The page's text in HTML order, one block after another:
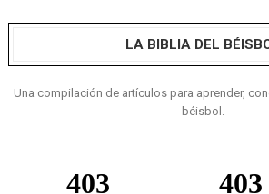
LA BIBLIA DEL
Una compilación de artículos para aprender,
béisbol.